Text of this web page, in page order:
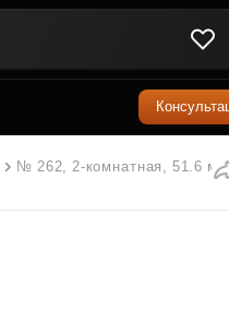
№ 262, 2-комнатная, 51.6 м²